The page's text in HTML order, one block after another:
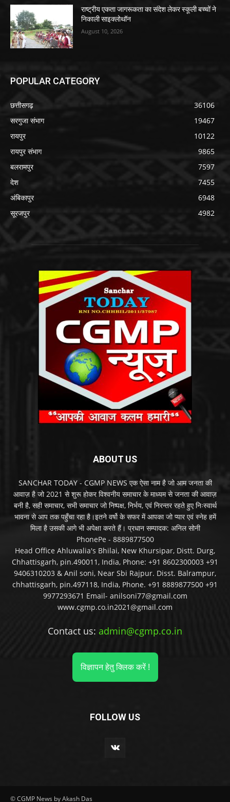
राष्ट्रीय एकता जागरूकता का संदेश लेकर स्कूली बच्चों ने
निकाली साइक्लोथॉन
August 10, 2026
POPULAR CATEGORY
छत्तीसगढ़
36106
सरगुजा संभाग
19467
रायपुर
10122
रायपुर संभाग
9865
बलरामपुर
7597
देश
7455
अंबिकापुर
6948
सूरजपुर
4982
ABOUT US
SANCHAR TODAY - CGMP NEWS एक ऐसा नाम है जो आम जनता की
आवाज़ है जो 2021 से शुरू होकर विश्वनीय समाचार के माध्यम से जनता की आवाज़
बनी है, सही समाचार, सभी समाचार जो निष्पक्ष, निर्भय, एवं निरन्तर रहते हुए निःस्वार्थ
भावना से आप तक पहुँचा रहा है।इतने वर्षो के सफर में आपका जो प्यार एवं स्नेह हमें
मिला है उसकी आगे भी अपेक्षा करते हैं। प्रधान सम्पादक: अनिल सोनी
PhonePe - 8889877500
Head Office Ahluwalia's Bhilai, New Khursipar, Distt. Durg,
Chhattisgarh, pin.490011, India, Phone: +91 8602300003 +91
9406310203 & Anil soni, Near Sbi Rajpur. Disst. Balrampur,
chhattisgarh, pin.497118, India, Phone. +91 8889877500 +91
9977293671 Email- anilsoni77@gmail.com
www.cgmp.co.in2021@gmail.com
Contact us: admin@cgmp.co.in
विज्ञापन हेतु क्लिक करें !
FOLLOW US
© CGMP News by Akash Das